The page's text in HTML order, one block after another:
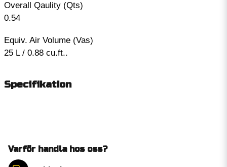
Overall Qaulity (Qts)
0.54
Equiv. Air Volume (Vas)
25 L / 0.88 cu.ft..
Specifikation
Varför handla hos oss?